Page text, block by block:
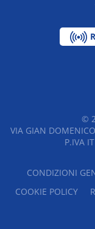
©
VIA GIAN
P.IVA
CONDIZIONI
COOKIE POLICY